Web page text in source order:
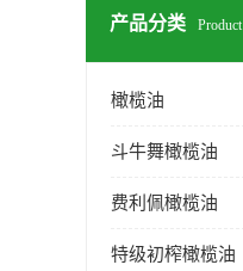
产品分类 Product
橄榄油
斗牛舞橄榄油
费利佩橄榄油
特级初榨橄榄油